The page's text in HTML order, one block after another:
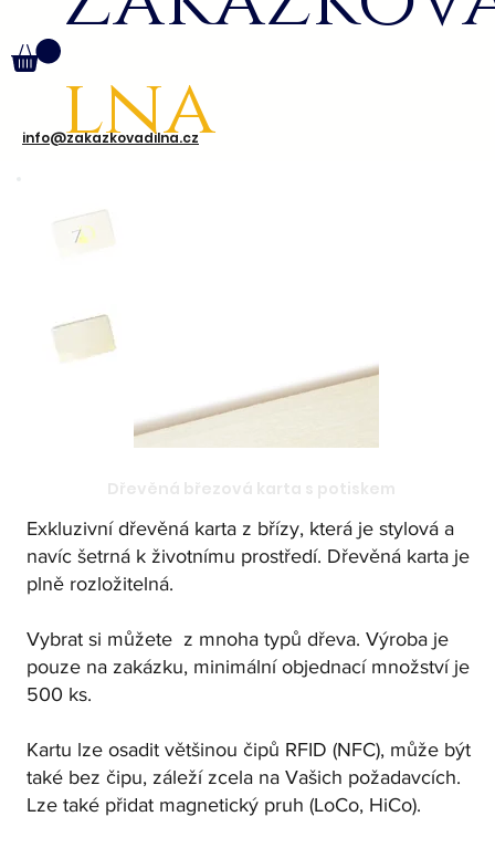
info@zakazkovadilna.cz
lna
Exkluzivní dřevěná karta z břízy, která je stylová a
navíc šetrná k životnímu prostředí. Dřevěná karta je
plně rozložitelná.
Vybrat si můžete z mnoha typů dřeva. Výroba je
pouze na zakázku, minimální objednací množství je
500 ks.
Kartu lze osadit většinou čipů RFID (NFC), může být
také bez čipu, záleží zcela na Vašich požadavcích.
Lze také přidat magnetický pruh (LoCo, HiCo).